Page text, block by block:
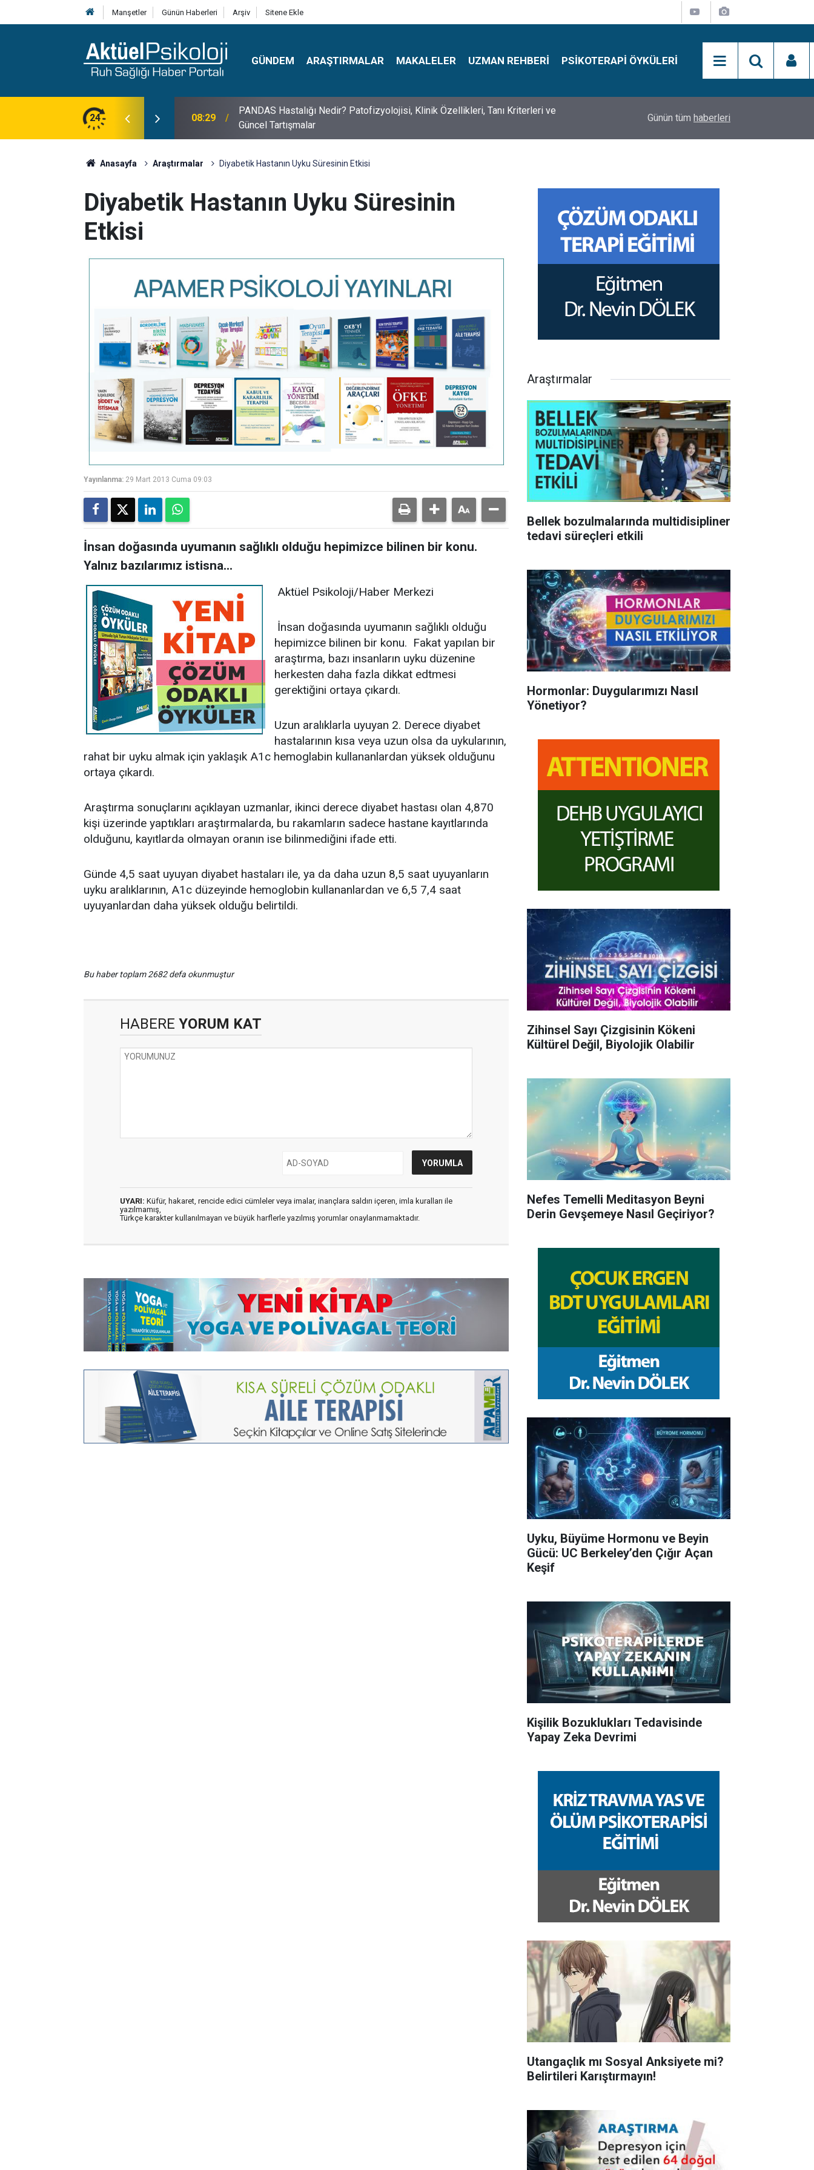
Manşetler Günün Haberleri Arşiv Sitene Ekle
GÜNDEM ARAŞTIRMALAR MAKALELER UZMAN REHBERI PSIKOTERAPI ÖYKÜLERI
24
Klinik Özellikleri, Tanı Kriterleri ve
10:30 10 Mayıs Psikologlar Günü Nasıl Ortaya Çıktı? 10 Mayıs Tarihinin Hikayesi Simon Says Dikkat Programı Nedir?
Günün tüm haberleri
Anasayfa Araştırmalar Diyabetik Hastanın Uyku Süresinin Etkisi
Diyabetik Hastanın Uyku Süresinin
Etkisi
Yayınlanma: 29 Mart 2013 Cuma 09:03
İnsan doğasında uyumanın sağlıklı olduğu hepimizce bilinen bir konu.
Yalnız bazılarımız istisna...
Aktüel Psikoloji/Haber Merkezi
İnsan doğasında uyumanın sağlıklı olduğu
hepimizce bilinen bir konu. Fakat yapılan bir
araştırma, bazı insanların uyku düzenine
herkesten daha fazla dikkat edtmesi
gerektiğini ortaya çıkardı.
Uzun aralıklarla uyuyan 2. Derece diyabet
hastalarının kısa veya uzun olsa da uykularının,
rahat bir uyku almak için yaklaşık A1c hemoglabin kullananlardan yüksek olduğunu
ortaya çıkardı.
Araştırma sonuçlarını açıklayan uzmanlar, ikinci derece diyabet hastası olan 4,870
kişi üzerinde yaptıkları araştırmalarda, bu rakamların sadece hastane kayıtlarında
olduğunu, kayıtlarda olmayan oranın ise bilinmediğini ifade etti.
Günde 4,5 saat uyuyan diyabet hastaları ile, ya da daha uzun 8,5 saat uyuyanların
uyku aralıklarının, A1c düzeyinde hemoglobin kullananlardan ve 6,5 7,4 saat
uyuyanlardan daha yüksek olduğu belirtildi.
Bu haber toplam 2682 defa okunmuştur
HABERE YORUM KAT
UYARI: Küfür, hakaret, rencide edici cümleler veya imalar, inançlara saldırı içeren, imla kuralları ile
yazılmamış,
Türkçe karakter kullanılmayan ve büyük harflerle yazılmış yorumlar onaylanmamaktadır.
Araştırmalar
Bellek bozulmalarında multidisipliner
tedavi süreçleri etkili
Hormonlar: Duygularımızı Nasıl
Yönetiyor?
Zihinsel Sayı Çizgisinin Kökeni
Kültürel Değil, Biyolojik Olabilir
Nefes Temelli Meditasyon Beyni
Derin Gevşemeye Nasıl Geçiriyor?
Uyku, Büyüme Hormonu ve Beyin
Gücü: UC Berkeley’den Çığır Açan
Keşif
Kişilik Bozuklukları Tedavisinde
Yapay Zeka Devrimi
Utangaçlık mı Sosyal Anksiyete mi?
Belirtileri Karıştırmayın!